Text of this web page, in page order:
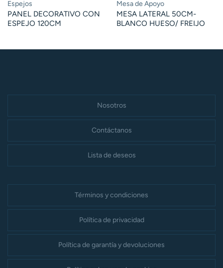
Espejos
PANEL DECORATIVO CON
ESPEJO 120CM
Mesa de Apoyo
MESA LATERAL 50CM-
BLANCO HUESO/ FREIJO
Nosotros
Contáctanos
Lista de deseos
Términos y condiciones
Política de privacidad
Política de garantía y devoluciones